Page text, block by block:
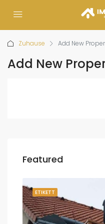
Zuhause Add New
Add New
Featured
ETIKETT